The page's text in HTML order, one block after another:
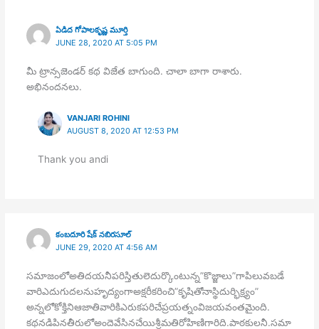
ఏడిద గోపాలకృష్ణ మూర్తి
JUNE 28, 2020 AT 5:05 PM
మీ ట్రాన్సజెండర్ కథ విజేత బాగుంది. చాలా బాగా రాశారు.
అభినందనలు.
VANJARI ROHINI
AUGUST 8, 2020 AT 12:53 PM
Thank you andi
కంబదూరి షేక్ నబిరసూల్
JUNE 29, 2020 AT 4:56 AM
సమాజంలోఅతిదయనీపరిస్తితులెదుర్కొంటున్న”కొజ్జాలు”గాపిలువబడే
వారిఎదుగుదలనుహృద్యంగాఅక్షరీకరించి”కృషితోనాస్థిదుర్భిక్ష్యం”
అన్నలోకోక్తినిఆజాతివారికిఎరుకపరిచేప్రయత్నంవిజయవంతమైంది.
కథనడిపినతీరులోఅందెవేసినచేయిశ్రీమతిరోహిణిగారిది.పాఠకులనీ.సమా